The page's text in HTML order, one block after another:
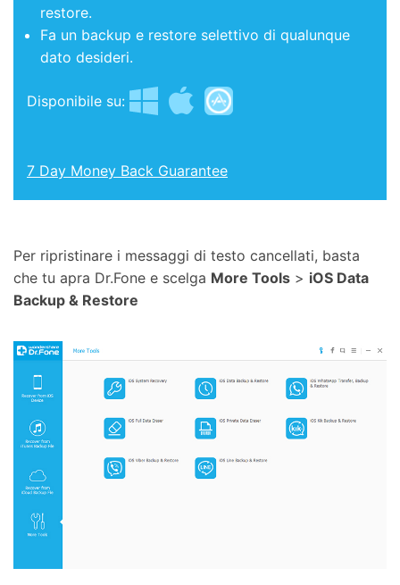
restore.
Fa un backup e restore selettivo di qualunque
dato desideri.
Disponibile su:
7 Day Money Back Guarantee
Per ripristinare i messaggi di testo cancellati, basta
che tu apra Dr.Fone e scelga More Tools > iOS Data
Backup & Restore